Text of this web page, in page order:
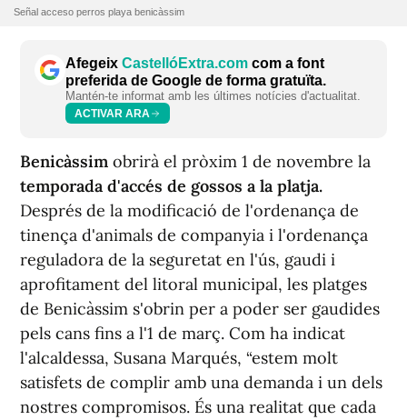
Señal acceso perros playa benicàssim
Afegeix CastellóExtra.com com a font
preferida de Google de forma gratuïta.
Mantén-te informat amb les últimes notícies d'actualitat.
ACTIVAR ARA
Benicàssim obrirà el pròxim 1 de novembre la
temporada d'accés de gossos a la platja.
Després de la modificació de l'ordenança de
tinença d'animals de companyia i l'ordenança
reguladora de la seguretat en l'ús, gaudi i
aprofitament del litoral municipal, les platges
de Benicàssim s'obrin per a poder ser gaudides
pels cans fins a l'1 de març. Com ha indicat
l'alcaldessa, Susana Marqués, “estem molt
satisfets de complir amb una demanda i un dels
nostres compromisos. És una realitat que cada